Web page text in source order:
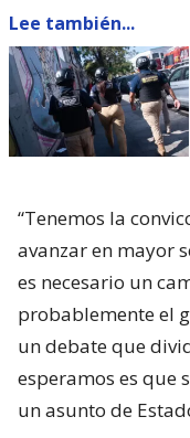
Lee también...
“Tenemos la
avanzar en mayor
es necesario un
probablemente el
un debate que
esperamos es que
un asunto de